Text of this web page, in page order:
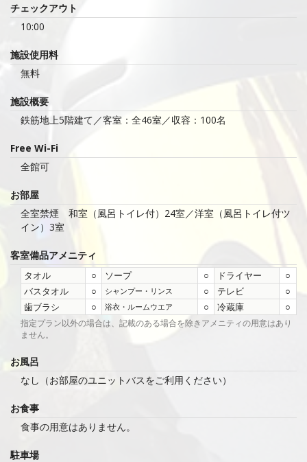
チェックアウト
10:00
施設使用料
無料
施設概要
鉄筋地上5階建て／客室：全46室／収容：100名
Free Wi-Fi
全館可
お部屋
全室禁煙 和室（風呂トイレ付）24室／洋室（風呂トイレ付ツ
イン）3室
客室備品アメニティ
タオル ○ ソープ ○ ドライヤー
○
バスタオル
○ シャンプー・リンス ○ テレビ
○
歯ブラシ
○ 浴衣・ルームウエア ○ 冷蔵庫 ○
指定プラン以外の場合は、記載のある場合を除きアメニティの用意はあり
ません。
お風呂
なし（お部屋のユニットバスをご利用ください）
お食事
食事の用意はありません。
駐車場